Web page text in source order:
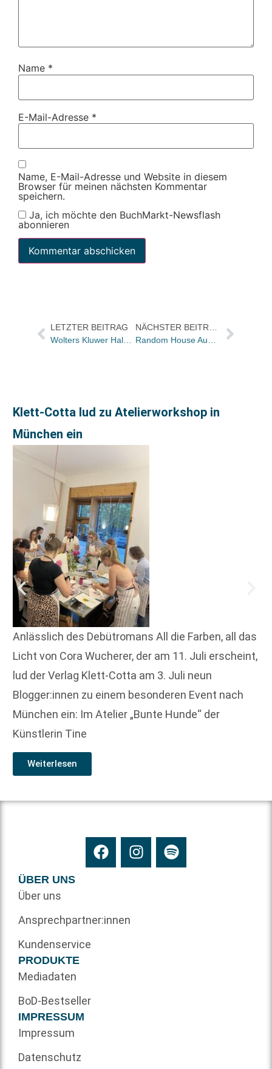
Name *
E-Mail-Adresse *
Name, E-Mail-Adresse und Website in diesem
Browser für meinen nächsten Kommentar
speichern.
Ja, ich möchte den BuchMarkt-Newsflash
abonnieren
LETZTER BEITRAG
Wolters Kluwer Halbjahreszahlen: Moderates Wachstum und erneute Fokussierung auf Gesundheits- und Pharma-Informationen
Klett-Cotta lud zu Atelierworkshop in
München ein
Anlässlich des Debütromans All die Farben, all das
Licht von Cora Wucherer, der am 11. Juli erscheint,
lud der Verlag Klett-Cotta am 3. Juli neun
Blogger:innen zu einem besonderen Event nach
München ein: Im Atelier „Bunte Hunde“ der
Künstlerin Tine
Weiterlesen
ÜBER UNS
Über uns
Ansprechpartner:innen
Kundenservice
PRODUKTE
Mediadaten
BoD-Bestseller
IMPRESSUM
Impressum
Datenschutz